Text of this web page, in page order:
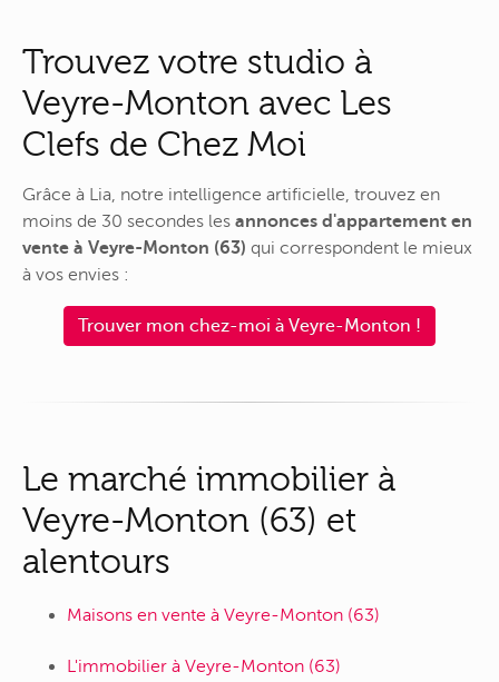
Trouvez votre studio à
Veyre-Monton avec Les
Clefs de Chez Moi
Grâce à Lia, notre intelligence artificielle, trouvez en
moins de 30 secondes les annonces d'appartement en
vente à Veyre-Monton (63) qui correspondent le mieux
à vos envies :
Trouver mon chez-moi à Veyre-Monton !
Le marché immobilier à
Veyre-Monton (63) et
alentours
Maisons en vente à Veyre-Monton (63)
L'immobilier à Veyre-Monton (63)